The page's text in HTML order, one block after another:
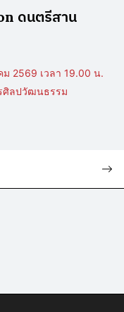
ดนตรีสาน
2569 เวลา 19.00 น.
ศิลปวัฒนธรรม